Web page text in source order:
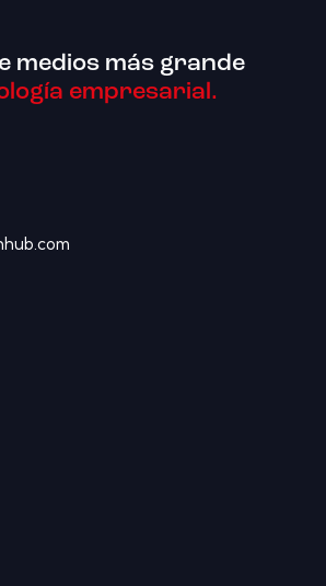
medios más grande
empresarial.